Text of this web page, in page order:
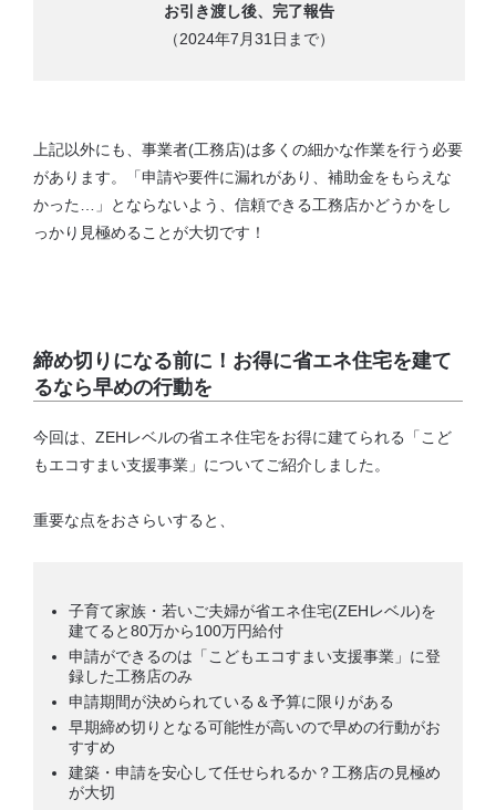
お引き渡し後、完了報告
（2024年7月31日まで）
上記以外にも、事業者(工務店)は多くの細かな作業を行う必要
があります。「申請や要件に漏れがあり、補助金をもらえな
かった…」とならないよう、信頼できる工務店かどうかをし
っかり見極めることが大切です！
締め切りになる前に！お得に省エネ住宅を建て
るなら早めの行動を
今回は、ZEHレベルの省エネ住宅をお得に建てられる「こど
もエコすまい支援事業」についてご紹介しました。
重要な点をおさらいすると、
子育て家族・若いご夫婦が省エネ住宅(ZEHレベル)を
建てると80万から100万円給付
申請ができるのは「こどもエコすまい支援事業」に登
録した工務店のみ
申請期間が決められている＆予算に限りがある
早期締め切りとなる可能性が高いので早めの行動がお
すすめ
建築・申請を安心して任せられるか？工務店の見極め
が大切